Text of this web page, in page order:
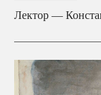
Лектор —